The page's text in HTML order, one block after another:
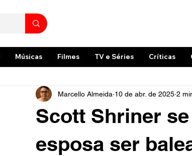
Músicas Filmes TV e Séries Críticas
Scott Shriner
esposa ser
Marcello Almeida 10 de abr. de 2025 2